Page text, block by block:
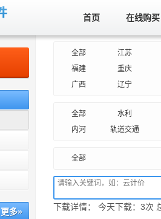
首页 在线购买
更多»
全部
江苏
福建
重庆
广西
辽宁
全部
水利
内河
轨道交通
全部
下载详情： 今天下载：3次